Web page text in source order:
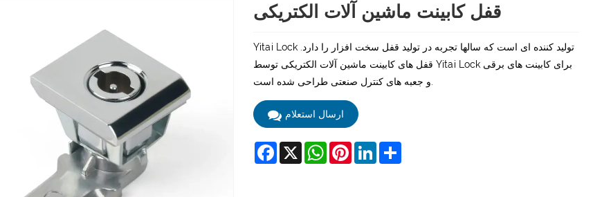
قفل کابینت ماشین آلات الکتریکی
Yitai Lock تولید کننده ای است که سالها تجربه در تولید قفل سخت افزار را دارد.
قفل های کابینت ماشین آلات الکتریکی توسط Yitai Lock برای کابینت های برقی
ارسال استعلام
Facebook
X WhatsAppPinterestLinkedInShare